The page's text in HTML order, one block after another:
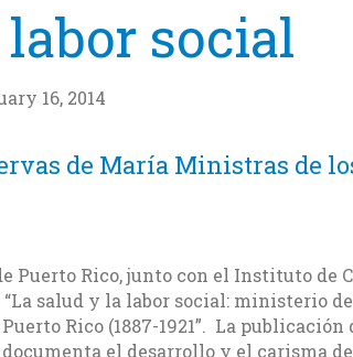
social
16, 2014
de María Ministras de
Puerto Rico, junto con el Instituto de
salud y la labor social: ministerio
Rico (1887-1921”. La
el desarrollo y el carisma